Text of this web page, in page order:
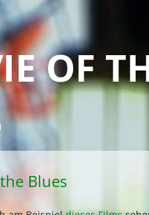
OF
Blues